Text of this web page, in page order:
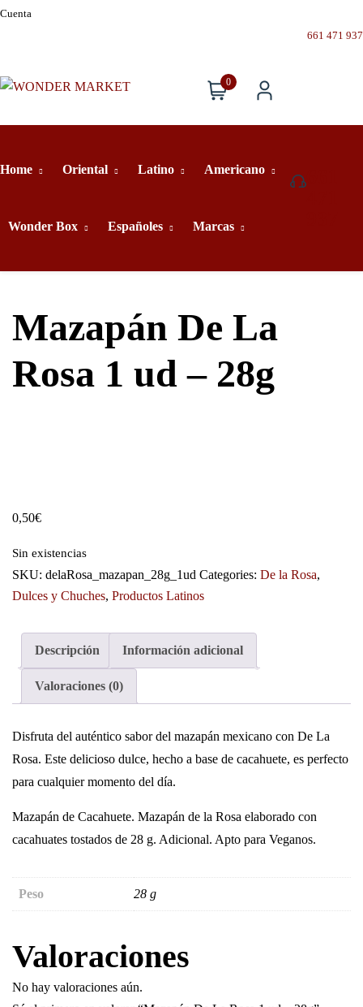
Cuenta
661 471 937
0
Home Oriental Latino Americano
Wonder Box Españoles Marcas
661
Mazapán De La
Rosa 1 ud – 28g
0,50€
Sin existencias
SKU: delaRosa_mazapan_28g_1ud Categories: De la Rosa,
Dulces y Chuches, Productos Latinos
Descripción Información adicional
Valoraciones (0)
Disfruta del auténtico sabor del mazapán mexicano con De La
Rosa. Este delicioso dulce, hecho a base de cacahuete, es perfecto
para cualquier momento del día.
Mazapán de Cacahuete. Mazapán de la Rosa elaborado con
cacahuates tostados de 28 g. Adicional. Apto para Veganos.
Peso 28 g
Valoraciones
No hay valoraciones aún.